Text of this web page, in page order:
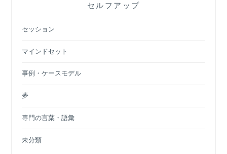
セルフアップ
セッション
マインドセット
事例・ケースモデル
夢
専門の言葉・語彙
未分類